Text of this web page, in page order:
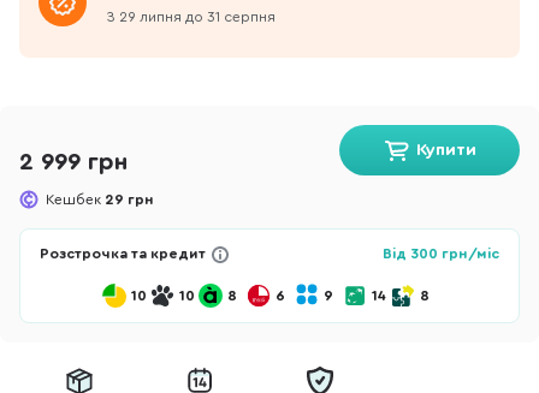
З 29 липня до 31 серпня
2 999 грн
Кешбек 29 грн
Купити
Розстрочка та кредит Від 300 грн/міс
10 10 8 6 9 14 8